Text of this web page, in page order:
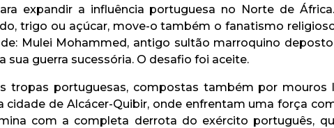
expandir a influência portuguesa no Norte de
trigo ou açúcar, move-o também o fanatismo
Mulei Mohammed, antigo sultão marroquino
sua guerra sucessória. O desafio foi aceite.
tropas portuguesas, compostas também por mouros
cidade de Alcácer-Quibir, onde enfrentam uma força
com a completa derrota do exército português,